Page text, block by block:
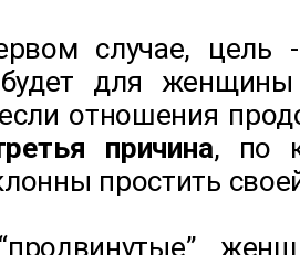
случае, цель
будет для
отношения
причина, по
простить